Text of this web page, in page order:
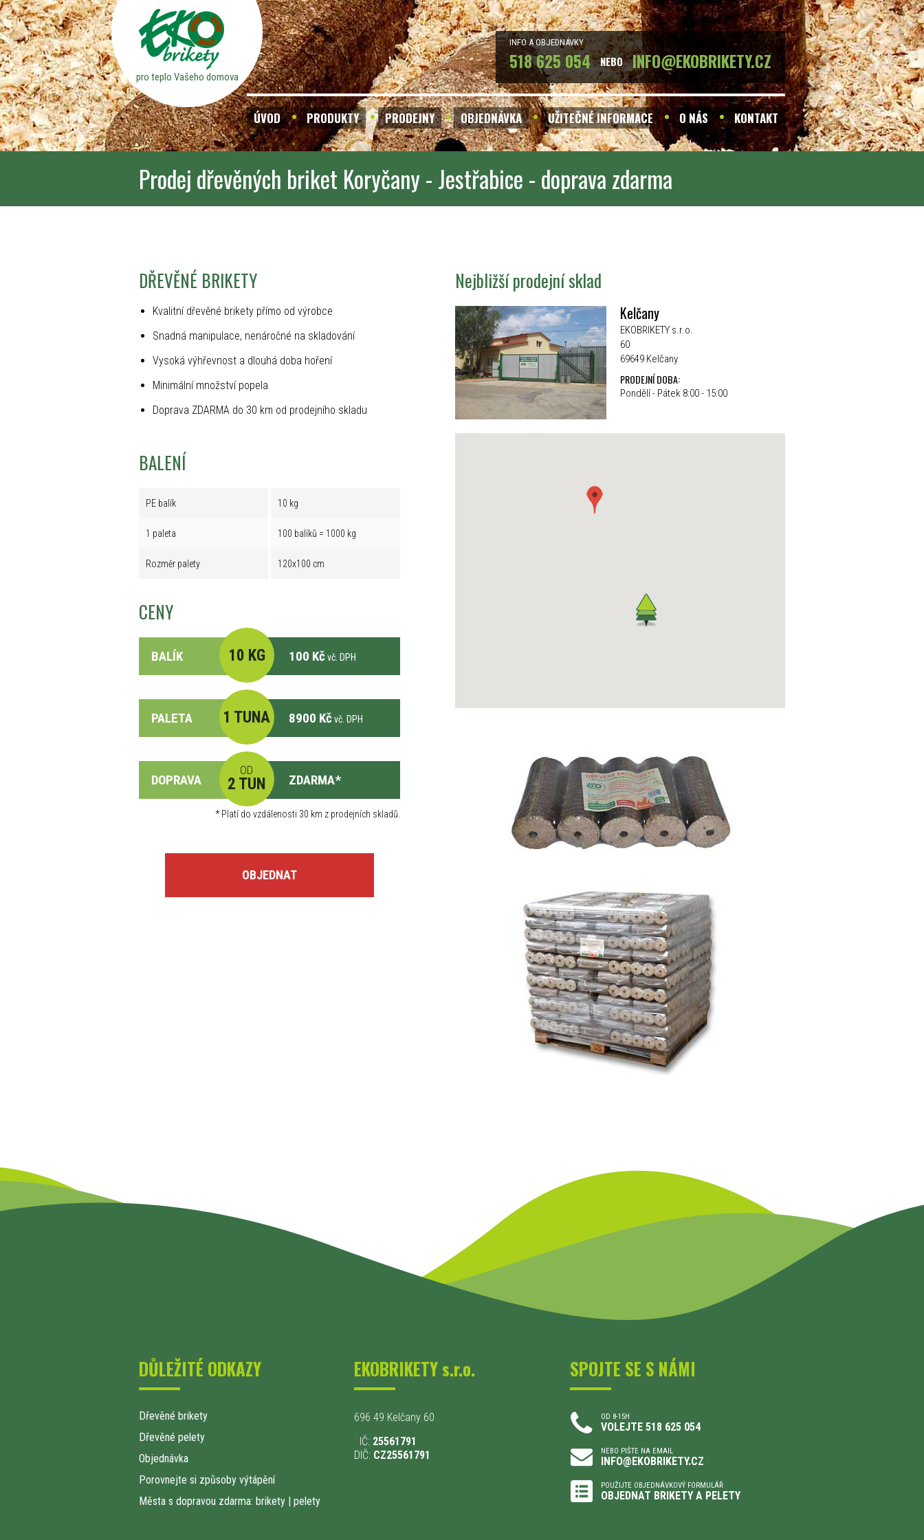
pro teplo Vašeho domova
INFO A OBJEDNÁVKY
518 625 054 NEBO INFO@EKOBRIKETY.CZ
ÚVOD PRODUKTY PRODEJNY OBJEDNÁVKA UŽITEČNÉ INFORMACE O NÁS KONTAKT
Prodej dřevěných briket Koryčany - Jestřabice - doprava zdarma
DŘEVĚNÉ BRIKETY
Kvalitní dřevěné brikety přímo od výrobce
Snadná manipulace, nenáročné na skladování
Vysoká výhřevnost a dlouhá doba hoření
Minimální množství popela
Doprava ZDARMA do 30 km od prodejního skladu
BALENÍ
PE balík 10 kg
1 paleta 100 balíků = 1000 kg
Rozměr palety 120x100 cm
CENY
BALÍK 10 KG 100 Kč vč. DPH
PALETA 1 TUNA 8900 Kč vč. DPH
DOPRAVA
OD
2 TUN ZDARMA*
*Platí do vzdálenosti 30 km z prodejních skladů.
OBJEDNAT
Nejbližší prodejní sklad
Kelčany
EKOBRIKETY s.r.o.
60
69649 Kelčany
PRODEJNÍ DOBA:
Pondělí - Pátek 8:00 - 15:00
DŮLEŽITÉ ODKAZY
Dřevěné brikety
Dřevěné pelety
Objednávka
Porovnejte si způsoby výtápění
Města s dopravou zdarma: brikety | pelety
EKOBRIKETY s.r.o.
696 49 Kelčany 60
IČ: 25561791
DIČ: CZ25561791
SPOJTE SE S NÁMI
OD 8-15H
VOLEJTE 518 625 054
NEBO PIŠTE NA EMAIL
INFO@EKOBRIKETY.CZ
POUŽIJTE OBJEDNÁVKOVÝ FORMULÁŘ
OBJEDNAT BRIKETY A PELETY